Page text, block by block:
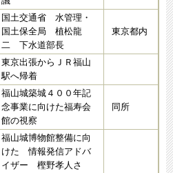
国土交通省 水管理・
国土保全局 植松龍
二 下水道部長
東京都内
東京出張からＪＲ福山
駅へ帰着
福山城築城４００年記
念事業に向けた福寿会
館の視察
同所
福山城博物館整備に向
けた 情報発信アドバ
イザー 樫野孝人さ